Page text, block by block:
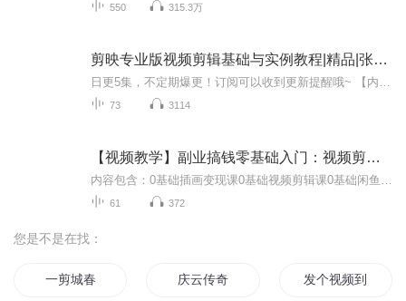
550 315.3万
剪映专业版视频剪辑基础与实例教程|精品|张凡 编著|当代文学
73 3114
【视频教学】副业搞钱零基础入门：视频剪辑，手机摄影，插画变现，闲鱼赚钱，理财小白财报课
61 372
您是不是在找：
一剪城春 庆云传奇 发个视频到异界